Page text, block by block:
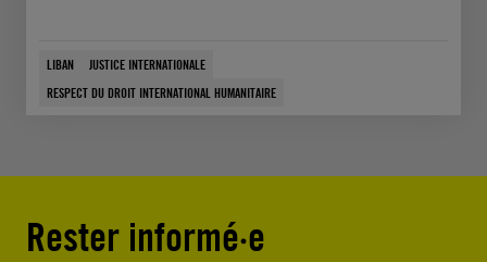
LIBAN
JUSTICE INTERNATIONALE
RESPECT DU DROIT INTERNATIONAL HUMANITAIRE
Rester informé·e